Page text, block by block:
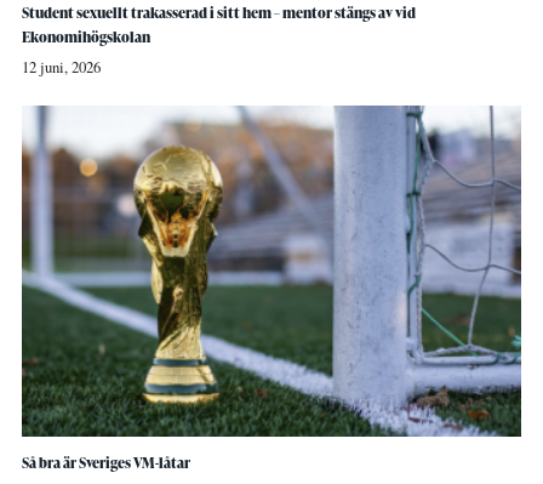
Student sexuellt trakasserad i sitt hem – mentor stängs av vid
Ekonomihögskolan
12 juni, 2026
Så bra är Sveriges VM-låtar